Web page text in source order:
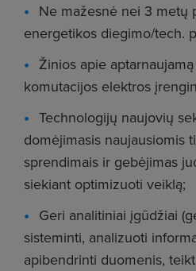
Ne mažesnė nei 3 metų
energetikos diegimo/tech.
Žinios apie
komutacijos elektros
Technologijų naujovių
domėjimasis naujausiomis
sprendimais ir gebėjimas
siekiant optimizuoti veiklą;
Geri analitiniai įgūdžiai
sisteminti, analizuoti
apibendrinti duomenis,